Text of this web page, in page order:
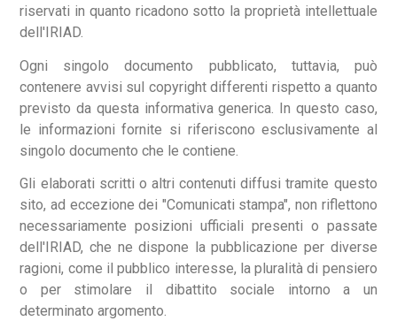
riservati in quanto ricadono sotto la proprietà intellettuale
dell'IRIAD.
Ogni singolo documento pubblicato, tuttavia, può
contenere avvisi sul copyright differenti rispetto a quanto
previsto da questa informativa generica. In questo caso,
le informazioni fornite si riferiscono esclusivamente al
singolo documento che le contiene.
Gli elaborati scritti o altri contenuti diffusi tramite questo
sito, ad eccezione dei "Comunicati stampa", non riflettono
necessariamente posizioni ufficiali presenti o passate
dell'IRIAD, che ne dispone la pubblicazione per diverse
ragioni, come il pubblico interesse, la pluralità di pensiero
o per stimolare il dibattito sociale intorno a un
determinato argomento.